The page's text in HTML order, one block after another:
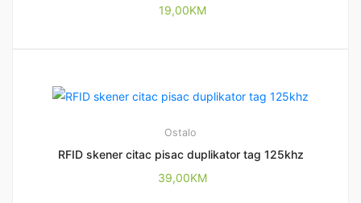
19,00KM
Ostalo
RFID skener citac pisac duplikator tag 125khz
39,00KM